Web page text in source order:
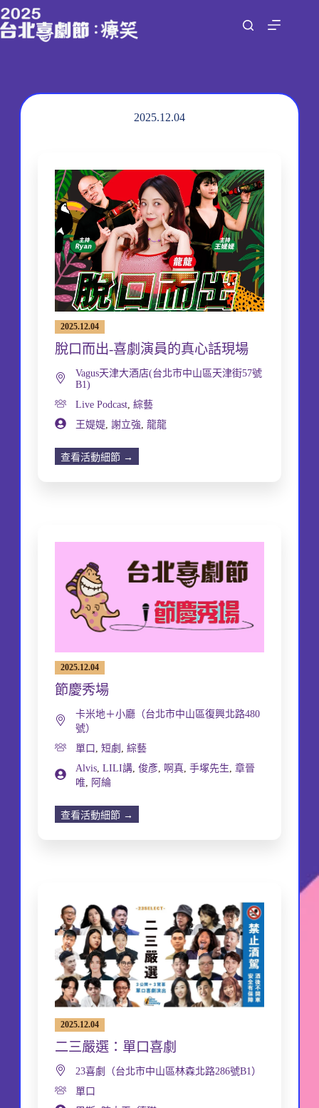
跳
至
2025.12.04
2025.12.04
脫口而出-喜劇演員的真心話現場
Vagus天津大酒店(台北市中山區天津街57號
B1)
Live Podcast, 綜藝
王媞媞, 謝立強, 龍龍
查看活動細節 →
2025.12.04
節慶秀場
卡米地＋小廳（台北市中山區復興北路480
號）
單口
短劇
綜藝
Alvis, LILI講, 俊彥 啊真, 手塚先生 章晉
唯
阿綸
查看活動細節 →
2025.12.04
二三嚴選：單口喜劇
23喜劇（台北市中山區林森北路286號B1）
單口